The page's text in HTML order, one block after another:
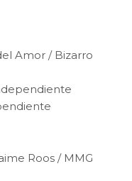
Amor / Bizarro
Roos / MMG